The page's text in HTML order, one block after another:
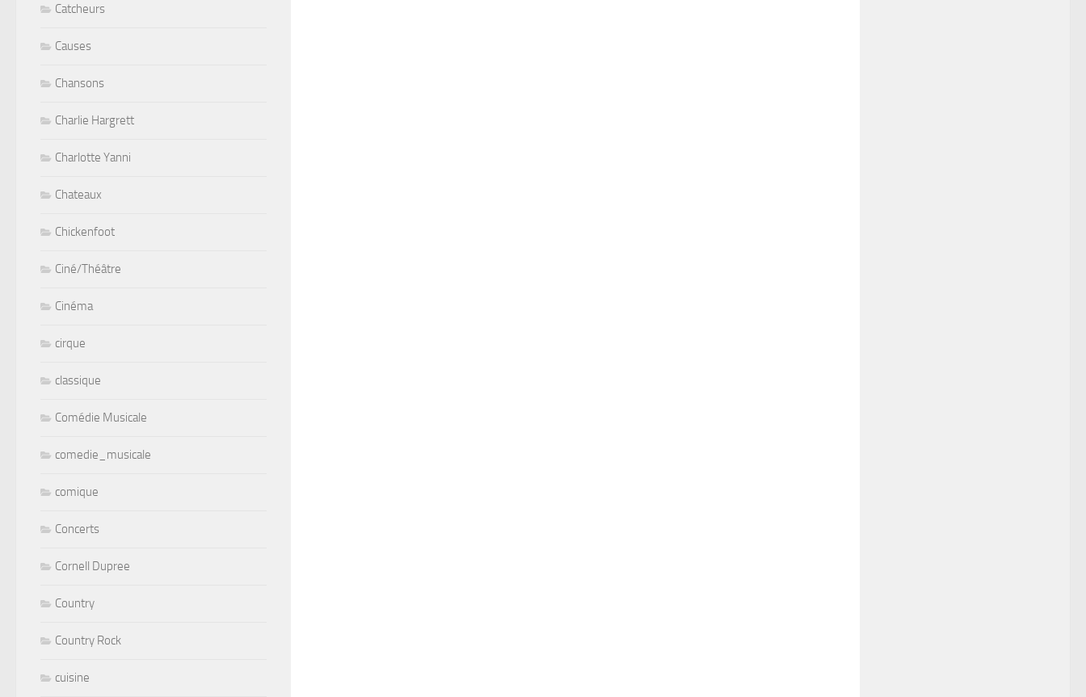
Catcheurs
Causes
Chansons
Charlie Hargrett
Charlotte Yanni
Chateaux
Chickenfoot
Ciné/Théâtre
Cinéma
cirque
classique
Comédie Musicale
comedie_musicale
comique
Concerts
Cornell Dupree
Country
Country Rock
cuisine